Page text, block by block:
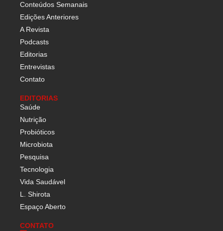
Conteúdos Semanais
Edições Anteriores
A Revista
Podcasts
Editorias
Entrevistas
Contato
EDITORIAS
Saúde
Nutrição
Probióticos
Microbiota
Pesquisa
Tecnologia
Vida Saudável
L. Shirota
Espaço Aberto
CONTATO